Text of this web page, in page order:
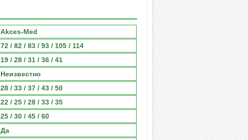
Akces-Med
72 / 82 / 83 / 93 / 105 / 114
19 / 28 / 31 / 36 / 41
Неизвестно
28 / 33 / 37 / 43 / 50
22 / 25 / 28 / 33 / 35
25 / 30 / 45 / 60
Да